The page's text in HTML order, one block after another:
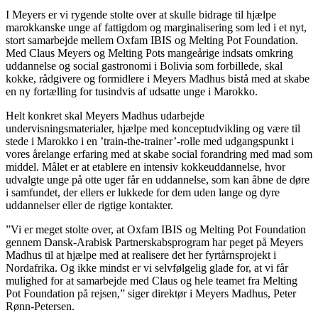
I Meyers er vi rygende stolte over at skulle bidrage til hjælpe
marokkanske unge af fattigdom og marginalisering som led i et nyt,
stort samarbejde mellem Oxfam IBIS og Melting Pot Foundation.
Med Claus Meyers og Melting Pots mangeårige indsats omkring
uddannelse og social gastronomi i Bolivia som forbillede, skal
kokke, rådgivere og formidlere i Meyers Madhus bistå med at skabe
en ny fortælling for tusindvis af udsatte unge i Marokko.
Helt konkret skal Meyers Madhus udarbejde
undervisningsmaterialer, hjælpe med konceptudvikling og være til
stede i Marokko i en ’train-the-trainer’-rolle med udgangspunkt i
vores årelange erfaring med at skabe social forandring med mad som
middel. Målet er at etablere en intensiv kokkeuddannelse, hvor
udvalgte unge på otte uger får en uddannelse, som kan åbne de døre
i samfundet, der ellers er lukkede for dem uden lange og dyre
uddannelser eller de rigtige kontakter.
”Vi er meget stolte over, at Oxfam IBIS og Melting Pot Foundation
gennem Dansk-Arabisk Partnerskabsprogram har peget på Meyers
Madhus til at hjælpe med at realisere det her fyrtårnsprojekt i
Nordafrika. Og ikke mindst er vi selvfølgelig glade for, at vi får
mulighed for at samarbejde med Claus og hele teamet fra Melting
Pot Foundation på rejsen,” siger direktør i Meyers Madhus, Peter
Rønn-Petersen.